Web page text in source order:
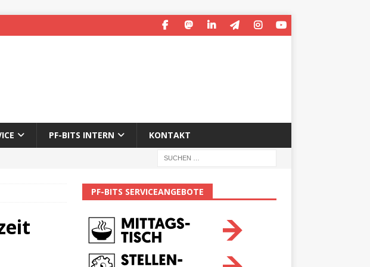
PF-BITS INTERN KONTAKT
PF-BITS SERVICEANGEBOTE